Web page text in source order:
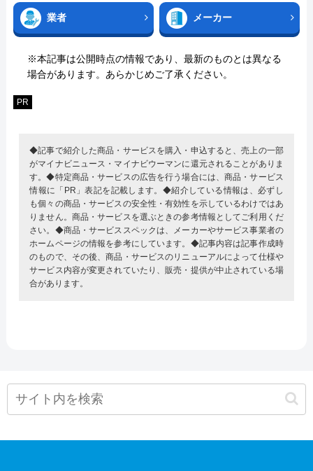
業者 メーカー
※本記事は公開時点の情報であり、最新のものとは異なる
場合があります。あらかじめご了承ください。
PR
◆記事で紹介した商品・サービスを購入・申込すると、売上の一部
がマイナビニュース・マイナビウーマンに還元されることがありま
す。◆特定商品・サービスの広告を行う場合には、商品・サービス
情報に「PR」表記を記載します。◆紹介している情報は、必ずし
も個々の商品・サービスの安全性・有効性を示しているわけではあ
りません。商品・サービスを選ぶときの参考情報としてご利用くだ
さい。◆商品・サービススペックは、メーカーやサービス事業者の
ホームページの情報を参考にしています。◆記事内容は記事作成時
のもので、その後、商品・サービスのリニューアルによって仕様や
サービス内容が変更されていたり、販売・提供が中止されている場
合があります。